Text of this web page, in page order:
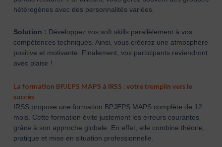
hétérogènes avec des personnalités variées.
Solution : Développez vos soft skills parallèlement à vos
compétences techniques. Ainsi, vous créerez une atmosphère
positive et motivante. Finalement, vos participants reviendront
avec plaisir !
La formation BPJEPS MAPS à IRSS : votre tremplin vers le
succès
IRSS propose une formation BPJEPS MAPS complète de 12
mois. Cette formation évite justement les erreurs courantes
grâce à son approche globale. En effet, elle combine théorie,
pratique et mise en situation professionnelle.